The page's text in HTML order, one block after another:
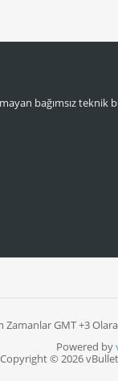
bağımsız teknik
Zamanlar GMT +3
Powered by
Copyright © 2026